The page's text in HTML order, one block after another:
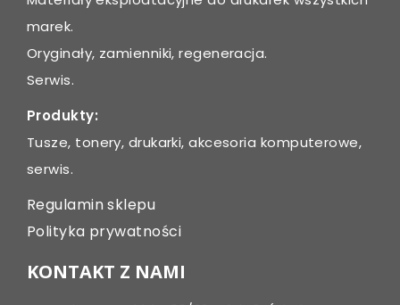
marek.
Oryginały, zamienniki, regeneracja.
Serwis.
Produkty:
Tusze, tonery, drukarki, akcesoria komputerowe,
serwis.
Regulamin sklepu
Polityka prywatności
KONTAKT Z NAMI